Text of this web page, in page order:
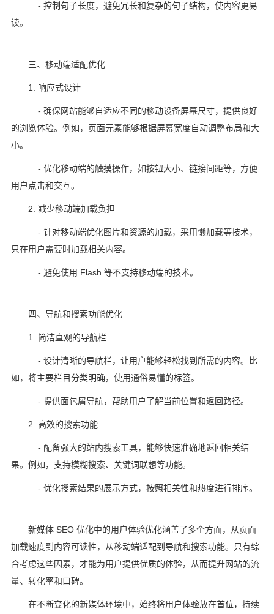
- 控制句子长度，避免冗长和复杂的句子结构，使内容更易
读。
三、移动端适配优化
1. 响应式设计
- 确保网站能够自适应不同的移动设备屏幕尺寸，提供良好
的浏览体验。例如，页面元素能够根据屏幕宽度自动调整布局和大
小。
- 优化移动端的触摸操作，如按钮大小、链接间距等，方便
用户点击和交互。
2. 减少移动端加载负担
- 针对移动端优化图片和资源的加载，采用懒加载等技术，
只在用户需要时加载相关内容。
- 避免使用 Flash 等不支持移动端的技术。
四、导航和搜索功能优化
1. 简洁直观的导航栏
- 设计清晰的导航栏，让用户能够轻松找到所需的内容。比
如，将主要栏目分类明确，使用通俗易懂的标签。
- 提供面包屑导航，帮助用户了解当前位置和返回路径。
2. 高效的搜索功能
- 配备强大的站内搜索工具，能够快速准确地返回相关结
果。例如，支持模糊搜索、关键词联想等功能。
- 优化搜索结果的展示方式，按照相关性和热度进行排序。
新媒体 SEO 优化中的用户体验优化涵盖了多个方面，从页面
加载速度到内容可读性，从移动端适配到导航和搜索功能。只有综
合考虑这些因素，才能为用户提供优质的体验，从而提升网站的流
量、转化率和口碑。
在不断变化的新媒体环境中，始终将用户体验放在首位，持续